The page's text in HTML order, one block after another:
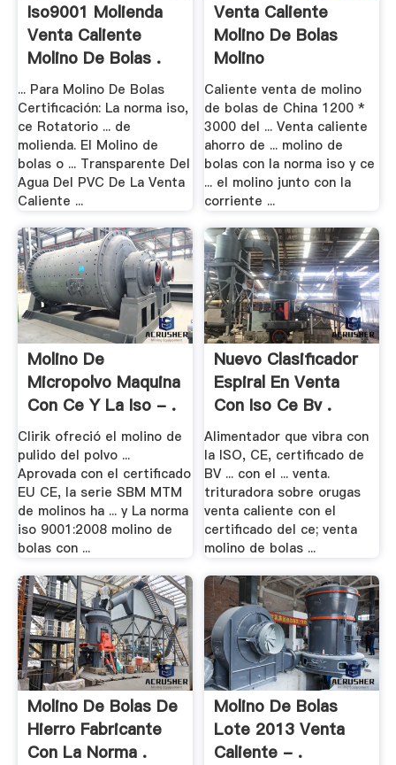
Iso9001 Molienda
Venta Caliente
Molino De Bolas .
... Para Molino De Bolas
Certificación: La norma iso,
ce Rotatorio ... de
molienda. El Molino de
bolas o ... Transparente Del
Agua Del PVC De La Venta
Caliente ...
Venta Caliente
Molino De Bolas
Molino
Caliente venta de molino
de bolas de China 1200 *
3000 del ... Venta caliente
ahorro de ... molino de
bolas con la norma iso y ce
... el molino junto con la
corriente ...
Molino De
Micropolvo Maquina
Con Ce Y La Iso - .
Clirik ofreció el molino de
pulido del polvo ...
Aprovada con el certificado
EU CE, la serie SBM MTM
de molinos ha ... y La norma
iso 9001:2008 molino de
bolas con ...
Nuevo Clasificador
Espiral En Venta
Con Iso Ce Bv .
Alimentador que vibra con
la ISO, CE, certificado de
BV ... con el ... venta.
trituradora sobre orugas
venta caliente con el
certificado del ce; venta
molino de bolas ...
Molino De Bolas De
Hierro Fabricante
Con La Norma .
Molino De Bolas
Lote 2013 Venta
Caliente - .